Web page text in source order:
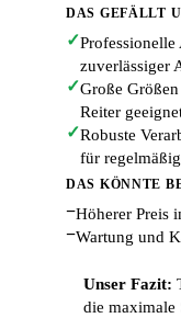
DAS GEFÄLLT
✓
zuverlässiger
✓Große
Reiter
✓Robuste
für
DAS KÖNNTE
−Höherer Preis
−Wartung und
Unser Fazit:
die maximale